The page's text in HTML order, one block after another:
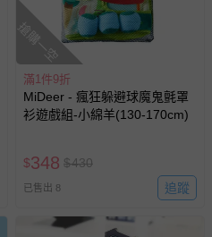
搶購一空
滿1件9折
MiDeer - 瘋狂躲避球魔鬼氈罩
衫遊戲組-小綿羊(130-170cm)
$348 $430
已售出 8 追蹤